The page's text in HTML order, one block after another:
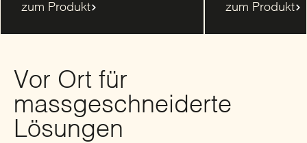
zum Produkt zum Produkt
Vor Ort für
massgeschneiderte
Lösungen